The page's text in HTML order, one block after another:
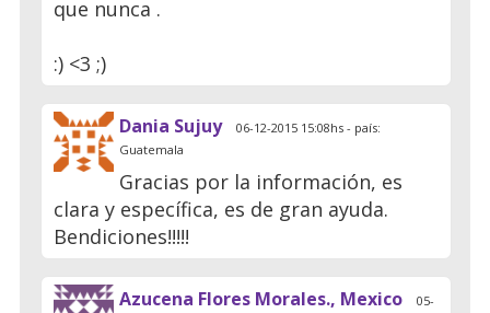
que nunca .
:) <3 ;)
Dania Sujuy 06-12-2015 15:08hs - país:
Guatemala
Gracias por la información, es
clara y específica, es de gran ayuda.
Bendiciones!!!!!
Azucena Flores Morales., Mexico 05-